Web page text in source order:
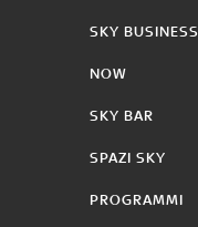
SKY BUSINESS
NOW
SKY BAR
SPAZI SKY
PROGRAMMI